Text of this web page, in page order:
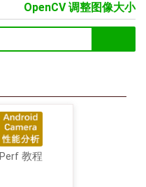
OpenCV 调整图像大小
Perf 教程